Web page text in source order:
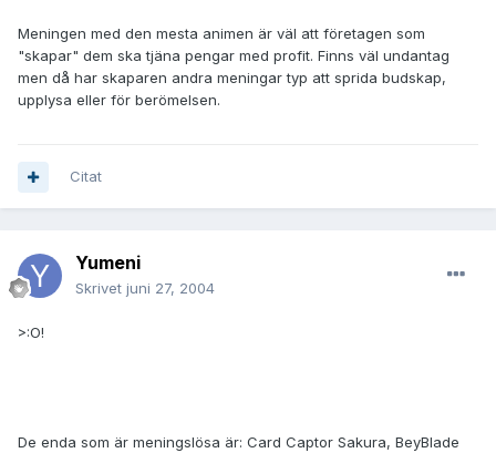
Meningen med den mesta animen är väl att företagen som
"skapar" dem ska tjäna pengar med profit. Finns väl undantag
men då har skaparen andra meningar typ att sprida budskap,
upplysa eller för berömelsen.
Citat
Yumeni
Skrivet juni 27, 2004
>:O!
De enda som är meningslösa är: Card Captor Sakura, BeyBlade